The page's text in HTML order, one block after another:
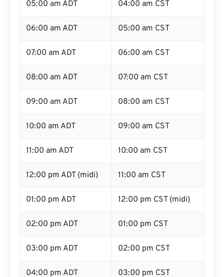
05:00 am ADT 04:00 am CST
06:00 am ADT 05:00 am CST
07:00 am ADT 06:00 am CST
08:00 am ADT 07:00 am CST
09:00 am ADT 08:00 am CST
10:00 am ADT 09:00 am CST
11:00 am ADT 10:00 am CST
12:00 pm ADT (midi) 11:00 am CST
01:00 pm ADT 12:00 pm CST (midi)
02:00 pm ADT 01:00 pm CST
03:00 pm ADT 02:00 pm CST
04:00 pm ADT 03:00 pm CST